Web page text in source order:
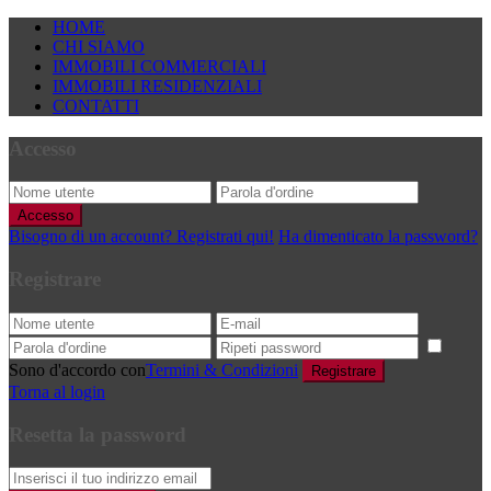
HOME
CHI SIAMO
IMMOBILI COMMERCIALI
IMMOBILI RESIDENZIALI
CONTATTI
Accesso
Bisogno di un account? Registrati qui! Ha dimenticato la password?
Sono d'accordo conTermini & Condizioni Registrare
Torna al login